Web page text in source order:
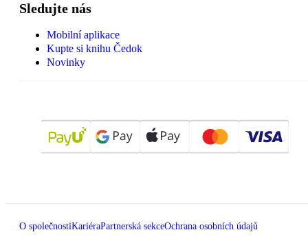
Sledujte nás
Mobilní aplikace
Kupte si knihu Čedok
Novinky
O společnostiKariéraPartnerská sekceOchrana osobních údajů